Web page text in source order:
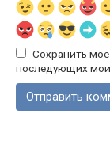
Сохранить моё
последующих